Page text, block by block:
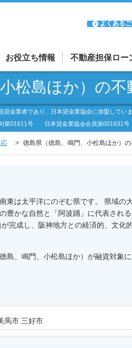
よくある
方
お役立ち情報 不動産担保ロー
松島ほか）の不
貸金業者であり、日本貸金業協会に加盟してい
第01611号
日本貸金業協会会員第001931号
徳島県（徳島、鳴門、小松島ほか）
東は太平洋にのぞむ県です。 県域の
豊かな自然と「阿波踊」に代表され
完成し、阪神地方との経済的、文化
島、鳴門、小松島ほか）が融資対象に
馬市 三好市